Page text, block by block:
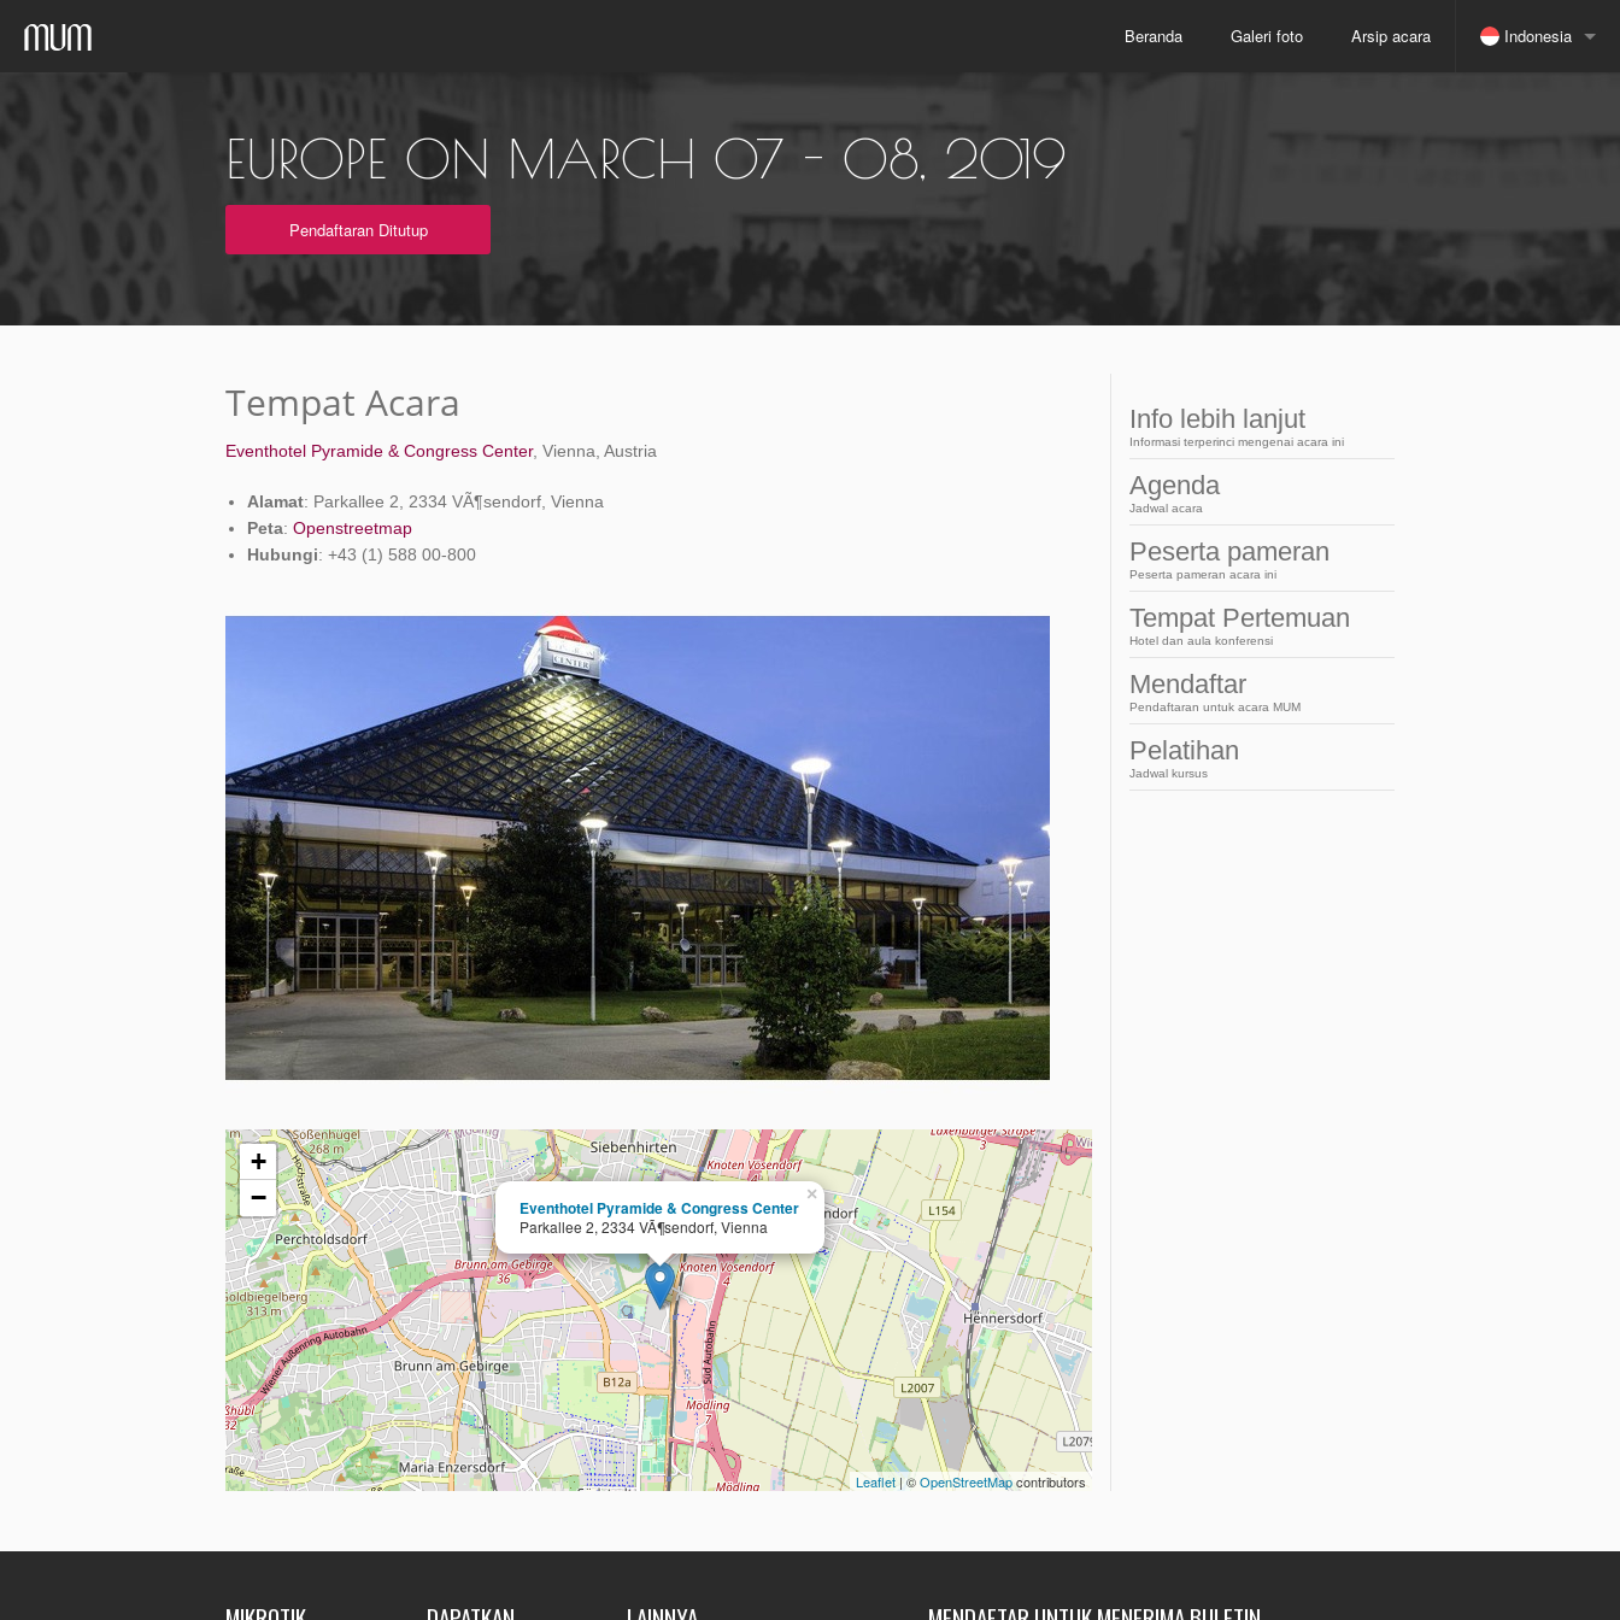
Beranda Galeri foto Arsip acara Indonesia
Inggris
EUROPE ON MARCH 07 - 08, 2019
Pendaftaran Ditutup
Tempat Acara
Eventhotel Pyramide & Congress Center, Vienna, Austria
Alamat: Parkallee 2, 2334 VÃ¶sendorf, Vienna
Peta: Openstreetmap
Hubungi: +43 (1) 588 00-800
Eventhotel Pyramide & Congress Center
Parkallee 2, 2334 VÃ¶sendorf, Vienna
×
+
−
Leaflet | ©OpenStreetMapcontributors
Info lebih lanjut
Informasi terperinci mengenai acara ini
Agenda
Jadwal acara
Peserta pameran
Peserta pameran acara ini
Tempat Pertemuan
Hotel dan aula konferensi
Mendaftar
Pendaftaran untuk acara MUM
Pelatihan
Jadwal kursus